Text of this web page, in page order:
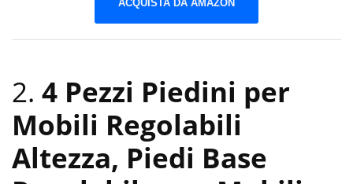
ACQUISTA DA AMAZON
2. 4 Pezzi Piedini per
Mobili Regolabili
Altezza, Piedi Base